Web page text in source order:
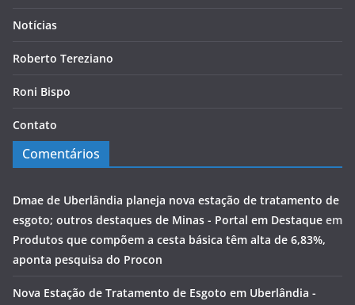
Notícias
Roberto Tereziano
Roni Bispo
Contato
Comentários
Dmae de Uberlândia planeja nova estação de tratamento de
esgoto; outros destaques de Minas - Portal em Destaque em
Produtos que compõem a cesta básica têm alta de 6,83%,
aponta pesquisa do Procon
Nova Estação de Tratamento de Esgoto em Uberlândia -